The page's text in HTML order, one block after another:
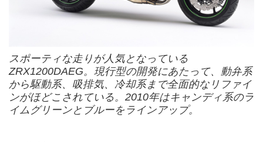
スポーティな走りが人気となっている
ZRX1200DAEG。現行型の開発にあたって、動弁系
から駆動系、吸排気、冷却系まで全面的なリファイ
ンがほどこされている。2010年はキャンディ系のラ
イムグリーンとブルーをラインアップ。